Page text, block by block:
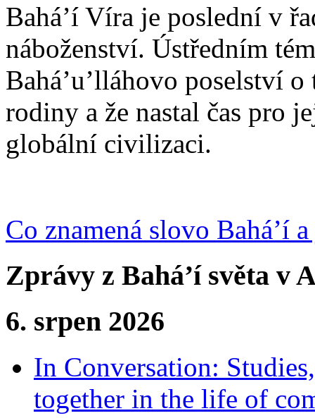
Bahá’í Víra je poslední v
náboženství. Ústředním
Bahá’u’lláhovo poselství
rodiny a že nastal čas pro
globální civilizaci.
Co znamená slovo Bahá’í
Zprávy z Bahá’í světa v
6. srpen 2026
In Conversation:
together in the life of